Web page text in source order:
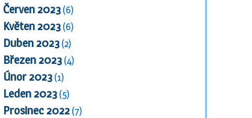
Červen 2023 (6)
Květen 2023 (6)
Duben 2023 (2)
Březen 2023 (4)
Únor 2023 (1)
Leden 2023 (5)
Prosinec 2022 (7)